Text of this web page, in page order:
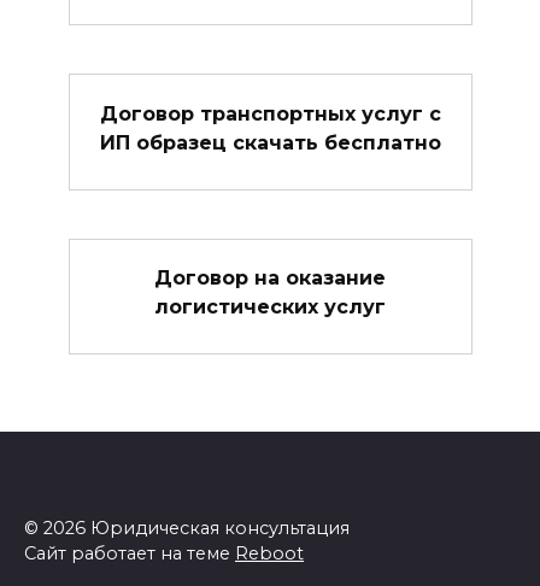
Договор транспортных услуг с
ИП образец скачать бесплатно
Договор на оказание
логистических услуг
© 2026 Юридическая консультация
Сайт работает на теме Reboot